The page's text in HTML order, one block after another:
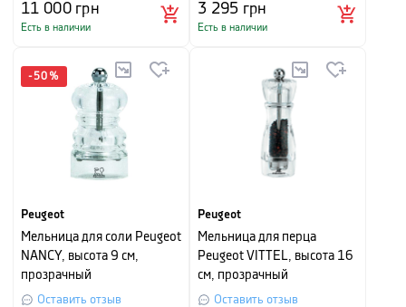
11 000грн
Есть в наличии
3 295 грн
Есть в наличии
-50 %
Peugeot
Мельница для соли Peugeot
NANCY, высота 9 см,
прозрачный
Оставить отзыв
Peugeot
Мельница для перца
Peugeot VITTEL, высота 16
см, прозрачный
Оставить отзыв